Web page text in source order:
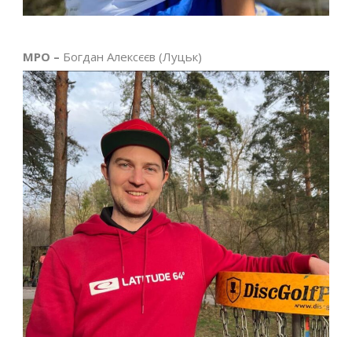
MPO – Богдан Алексєєв (Луцьк)